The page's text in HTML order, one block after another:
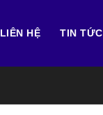
LIÊN HỆ TIN TỨC